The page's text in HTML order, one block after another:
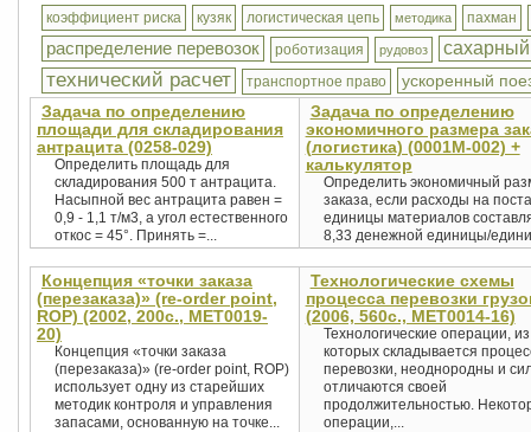
коэффициент риска кузяк логистическая цепь методика пахман
распределение перевозок роботизация рудовоз
технический расчет транспортное право
ускоренный
Задача по определению
площади для складирования
антрацита (0258-029)
Определить площадь для
складирования 500 т антрацита.
Насыпной вес антрацита равен =
0,9 - 1,1 т/м3, а угол естественного
откос = 45°. Принять =...
Задача по определению
экономичного размера
(логистика) (0001М-002) +
калькулятор
Определить экономичный
заказа, если расходы на
единицы материалов
8,33 денежной единицы/
Концепция «точки заказа
(перезаказа)» (re-order point,
ROP) (2002, 200с., MET0019-
20)
Концепция «точки заказа
(перезаказа)» (re-order point, ROP)
использует одну из старейших
методик контроля и управления
запасами, основанную на точке...
Технологические схемы
процесса перевозки
(2006, 560с., MET0014-16)
Технологические операции, из
которых складывается
перевозки, неоднородны и
отличаются своей
продолжительностью.
операции,...